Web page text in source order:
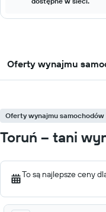
Oferty wynajmu
Oferty wynajmu samochodów
Toruń – tani
To są najlepsze ceny